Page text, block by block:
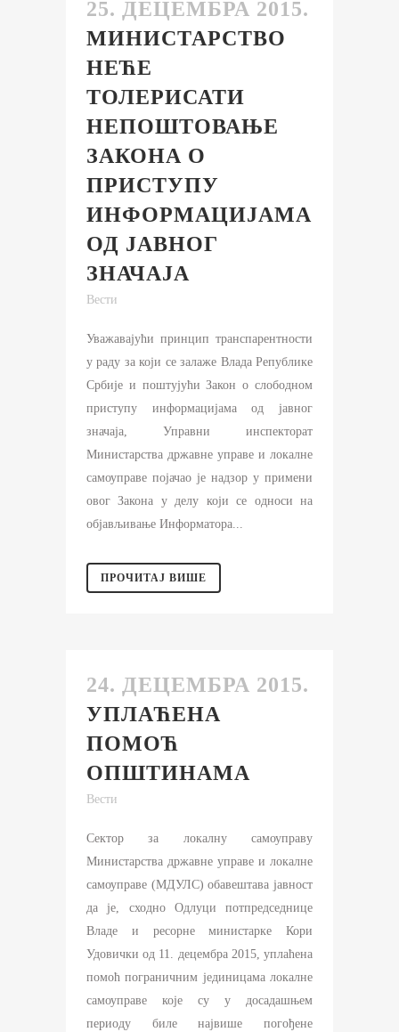
25. ДЕЦЕМБРА 2015.
МИНИСТАРСТВО
НЕЋЕ
ТОЛЕРИСАТИ
НЕПОШТОВАЊЕ
ЗАКОНА О
ПРИСТУПУ
ИНФОРМАЦИЈАМА
ОД ЈАВНОГ
ЗНАЧАЈА
Вести
Уважавајући принцип транспарентности
у раду за који се залаже Влада Републике
Србије и поштујући Закон о слободном
приступу информацијама од јавног
значаја, Управни инспекторат
Министарства државне управе и локалне
самоуправе појачао је надзор у примени
овог Закона у делу који се односи на
објављивање Информатора...
ПРОЧИТАЈ ВИШЕ
24. ДЕЦЕМБРА 2015.
УПЛАЋЕНА
ПОМОЋ
ОПШТИНАМА
Вести
Сектор за локалну самоуправу
Министарства државне управе и локалне
самоуправе (МДУЛС) обавештава јавност
да је, сходно Одлуци потпредседнице
Владе и ресорне министарке Кори
Удовички од 11. децембра 2015, уплаћена
помоћ пограничним јединицама локалне
самоуправе које су у досадашњем
периоду биле највише погођене